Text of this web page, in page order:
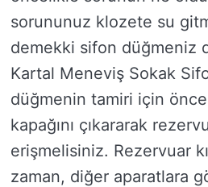
sorununuz klozete su
demekki sifon düğmeniz
Kartal Meneviş Sokak
düğmenin tamiri için
kapağını çıkararak
erişmelisiniz. Rezervuar
zaman, diğer aparatlara